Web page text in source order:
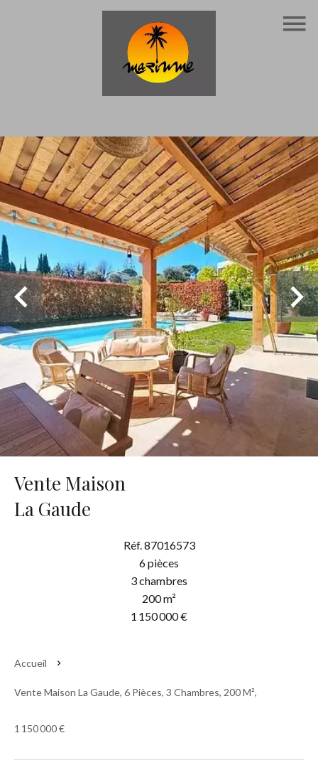
Vente Maison
La Gaude
Réf. 87016573
6 pièces
3 chambres
200 m²
1 150 000 €
Accueil
Vente Maison La Gaude, 6 Pièces, 3 Chambres, 200 M²,
1 150 000 €